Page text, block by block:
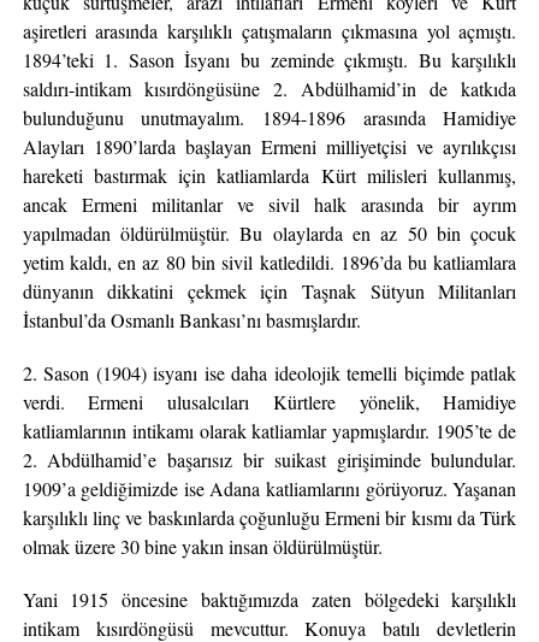
aşiretleri arasında karşılıklı çatışmaların çıkmasına yol açmıştı.
1894’teki 1. Sason İsyanı bu zeminde çıkmıştı. Bu karşılıklı
saldırı-intikam kısırdöngüsüne 2. Abdülhamid’in de katkıda
bulunduğunu unutmayalım. 1894-1896 arasında Hamidiye
Alayları 1890’larda başlayan Ermeni milliyetçisi ve ayrılıkçısı
hareketi bastırmak için katliamlarda Kürt milisleri kullanmış,
ancak Ermeni militanlar ve sivil halk arasında bir ayrım
yapılmadan öldürülmüştür. Bu olaylarda en az 50 bin çocuk
yetim kaldı, en az 80 bin sivil katledildi. 1896’da bu katliamlara
dünyanın dikkatini çekmek için Taşnak Sütyun Militanları
İstanbul’da Osmanlı Bankası’nı basmışlardır.
2. Sason (1904) isyanı ise daha ideolojik temelli biçimde patlak
verdi. Ermeni ulusalcıları Kürtlere yönelik, Hamidiye
katliamlarının intikamı olarak katliamlar yapmışlardır. 1905’te de
2. Abdülhamid’e başarısız bir suikast girişiminde bulundular.
1909’a geldiğimizde ise Adana katliamlarını görüyoruz. Yaşanan
karşılıklı linç ve baskınlarda çoğunluğu Ermeni bir kısmı da Türk
olmak üzere 30 bine yakın insan öldürülmüştür.
Yani 1915 öncesine baktığımızda zaten bölgedeki karşılıklı
intikam kısırdöngüsü mevcuttur. Konuya batılı devletlerin